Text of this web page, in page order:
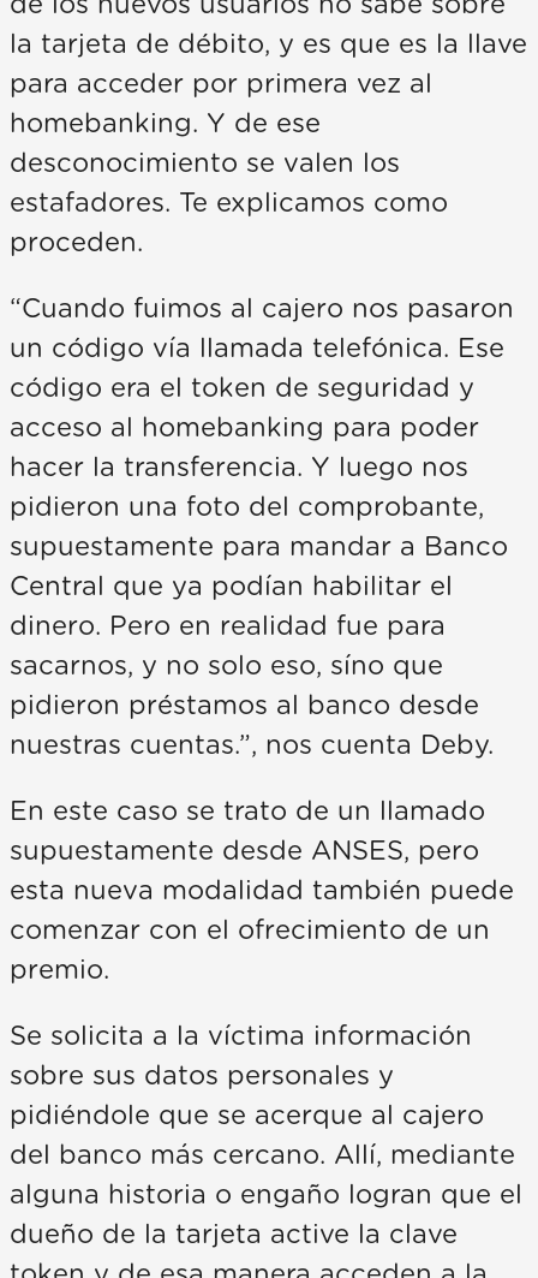
la tarjeta de débito, y es que es la llave
para acceder por primera vez al
homebanking. Y de ese
desconocimiento se valen los
estafadores. Te explicamos como
proceden.
“Cuando fuimos al cajero nos pasaron
un código vía llamada telefónica. Ese
código era el token de seguridad y
acceso al homebanking para poder
hacer la transferencia. Y luego nos
pidieron una foto del comprobante,
supuestamente para mandar a Banco
Central que ya podían habilitar el
dinero. Pero en realidad fue para
sacarnos, y no solo eso, síno que
pidieron préstamos al banco desde
nuestras cuentas.”, nos cuenta Deby.
En este caso se trato de un llamado
supuestamente desde ANSES, pero
esta nueva modalidad también puede
comenzar con el ofrecimiento de un
premio.
Se solicita a la víctima información
sobre sus datos personales y
pidiéndole que se acerque al cajero
del banco más cercano. Allí, mediante
alguna historia o engaño logran que el
dueño de la tarjeta active la clave